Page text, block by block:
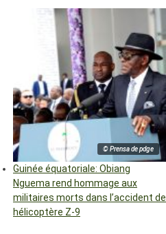
© Prensa de pdge
Guinée équatoriale: Obiang
Nguema rend hommage aux
militaires morts dans l’accident de
hélicoptère Z-9